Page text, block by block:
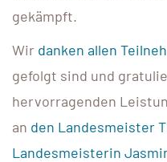
gekämpft.
Wir danken allen
gefolgt sind und
hervorragenden
an den Landesmeister
Landesmeisterin